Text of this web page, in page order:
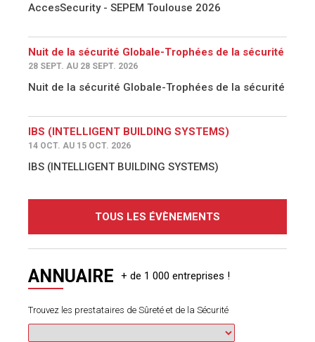
AccesSecurity - SEPEM Toulouse 2026
Nuit de la sécurité Globale-Trophées de la sécurité
28 SEPT. AU 28 SEPT. 2026
Nuit de la sécurité Globale-Trophées de la sécurité
IBS (INTELLIGENT BUILDING SYSTEMS)
14 OCT. AU 15 OCT. 2026
IBS (INTELLIGENT BUILDING SYSTEMS)
TOUS LES ÉVÈNEMENTS
ANNUAIRE
Trouvez les prestataires de Sûreté et de la Sécurité